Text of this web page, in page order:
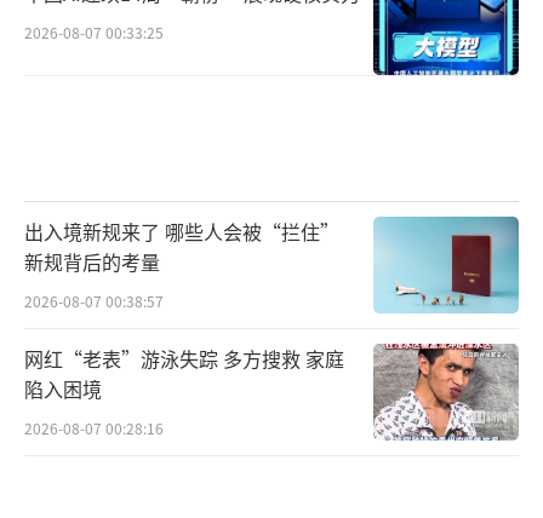
2026-08-07 00:33:25
出入境新规来了 哪些人会被“拦住”
新规背后的考量
2026-08-07 00:38:57
网红“老表”游泳失踪 多方搜救 家庭
陷入困境
2026-08-07 00:28:16